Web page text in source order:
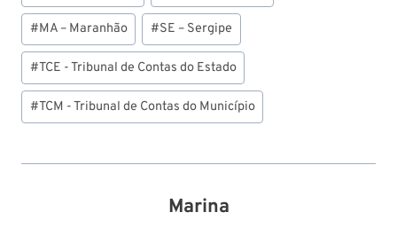
#MA – Maranhão #SE – Sergipe
#TCE - Tribunal de Contas do Estado
#TCM - Tribunal de Contas do Município
Marina